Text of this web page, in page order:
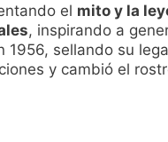
el mito y la
, inspirando a
1956, sellando su
y cambió el